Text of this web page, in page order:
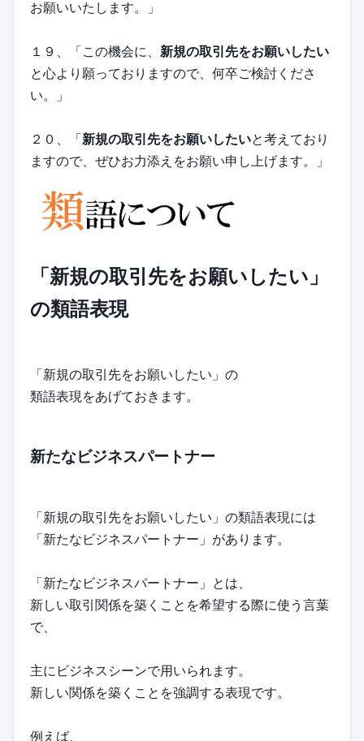
お願いいたします。」
１９、「この機会に、 新規の取引先をお願いしたい
と心より願っておりますので、何卒ご検討くださ
い。」
２０、「新規の取引先をお願いしたいと考えており
ますので、ぜひお力添えをお願い申し上げます。」
「新規の取引先をお願いしたい」
の類語表現
「新規の取引先をお願いしたい」の
類語表現をあげておきます。
新たなビジネスパートナー
「新規の取引先をお願いしたい」の類語表現には
「新たなビジネスパートナー」があります。
「新たなビジネスパートナー」とは、
新しい取引関係を築くことを希望する際に使う言葉
で、
主にビジネスシーンで用いられます。
新しい関係を築くことを強調する表現です。
例えば、